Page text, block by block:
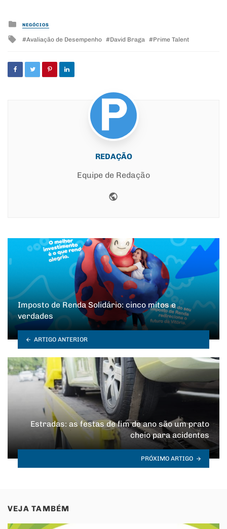
Posted
in
NEGÓCIOS
Tagged
Avaliação de Desempenho David Braga Prime Talent
REDAÇÃO
Equipe de Redação
Imposto de Renda Solidário: cinco mitos e
verdades
ARTIGO ANTERIOR
Estradas: as festas de fim de ano são um prato
cheio para acidentes
PRÓXIMO ARTIGO
VEJA TAMBÉM